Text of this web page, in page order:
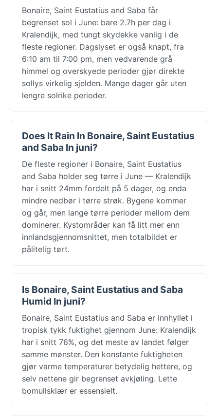
Bonaire, Saint Eustatius and Saba får
begrenset sol i June: bare 2.7h per dag i
Kralendijk, med tungt skydekke vanlig i de
fleste regioner. Dagslyset er også knapt, fra
6:10 am til 7:00 pm, men vedvarende grå
himmel og overskyede perioder gjør direkte
sollys virkelig sjelden. Mange dager går uten
lengre solrike perioder.
Does It Rain In Bonaire, Saint Eustatius
and Saba In juni?
De fleste regioner i Bonaire, Saint Eustatius
and Saba holder seg tørre i June — Kralendijk
har i snitt 24mm fordelt på 5 dager, og enda
mindre nedbør i tørre strøk. Bygene kommer
og går, men lange tørre perioder mellom dem
dominerer. Kystområder kan få litt mer enn
innlandsgjennomsnittet, men totalbildet er
pålitelig tørt.
Is Bonaire, Saint Eustatius and Saba
Humid In juni?
Bonaire, Saint Eustatius and Saba er innhyllet i
tropisk tykk fuktighet gjennom June: Kralendijk
har i snitt 76%, og det meste av landet følger
samme mønster. Den konstante fuktigheten
gjør varme temperaturer betydelig hettere, og
selv nettene gir begrenset avkjøling. Lette
bomullsklær er essensielt.